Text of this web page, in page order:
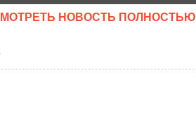
НОВОСТЬ ПОЛНОСТЬЮ